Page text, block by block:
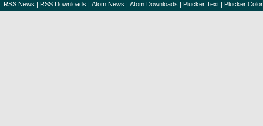
RSS News | RSS Downloads | Atom News | Atom Downloads | Plucker Text | Plucker Color